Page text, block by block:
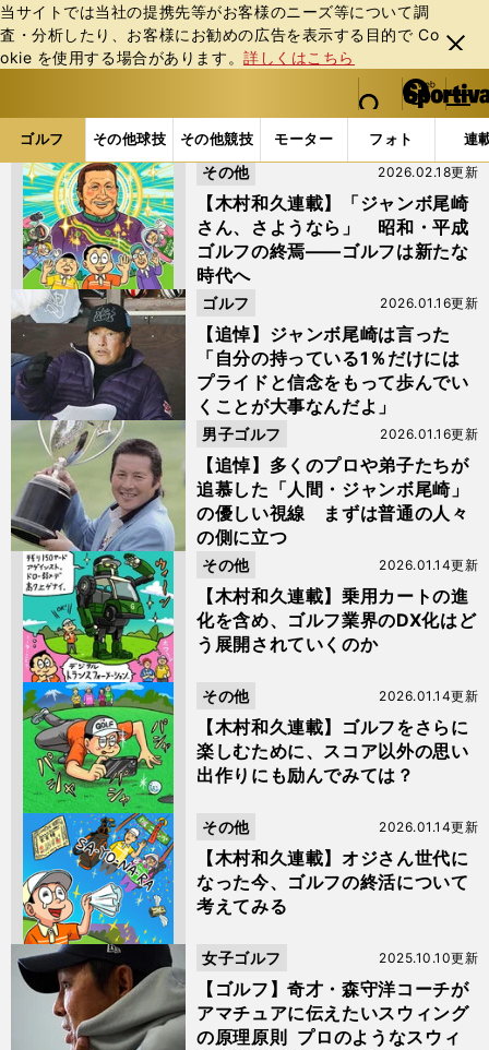
当サイトでは当社の提携先等がお客様のニーズ等について調
査・分析したり、お客様にお勧めの広告を表⽰する⽬的で Co
okie を使⽤する場合があります。詳しくはこちら
閉じ
る
web Sportiva (webスポルティーバ)
検索
マイペ
ー
ジ
メニュ
ゴルフ その他球技 その他競技 モーター フォト 連
ス
ポ
ル
テ
ィ
ー
バ
ゴルフの記事一覧 ゴルフの記事一覧
【木村和久連載】「ジャンボ尾崎
さん、さようなら」 昭和・平成
ゴルフの終焉――ゴルフは新たな
時代へ
2026.02.18更新
その他
【追悼】ジャンボ尾崎は言った
「自分の持っている1％だけには
プライドと信念をもって歩んでい
くことが大事なんだよ」
2026.01.16更新
ゴルフ
【追悼】多くのプロや弟子たちが
追慕した「人間・ジャンボ尾崎」
の優しい視線 まずは普通の人々
の側に立つ
2026.01.16更新
男子ゴルフ
【木村和久連載】乗用カートの進
化を含め、ゴルフ業界のDX化はど
う展開されていくのか
2026.01.14更新
その他
【木村和久連載】ゴルフをさらに
楽しむために、スコア以外の思い
出作りにも励んでみては？
2026.01.14更新
その他
【木村和久連載】オジさん世代に
なった今、ゴルフの終活について
考えてみる
2026.01.14更新
その他
【ゴルフ】奇才・森守洋コーチが
アマチュアに伝えたいスウィング
の原理原則 プロのようなスウィ
2025.10.10更新
女子ゴルフ